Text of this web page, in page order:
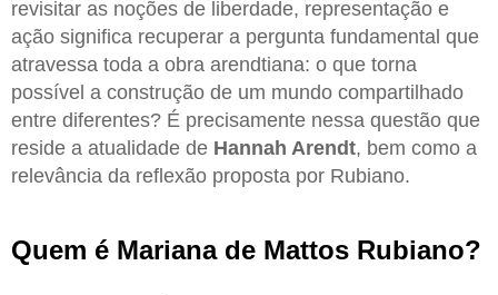
revisitar as noções de liberdade, representação e
ação significa recuperar a pergunta fundamental que
atravessa toda a obra arendtiana: o que torna
possível a construção de um mundo compartilhado
entre diferentes? É precisamente nessa questão que
reside a atualidade de Hannah Arendt, bem como a
relevância da reflexão proposta por Rubiano.
Quem é Mariana de Mattos Rubiano?